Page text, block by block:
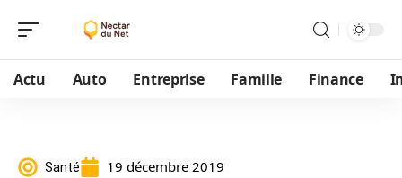
Actu Auto Entreprise Famille Finance
Santé 19 décembre 2019